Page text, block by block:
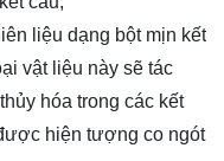
liệu dạng bột mịn kết
vật liệu này sẽ tác
hóa trong các kết
hiện tượng co ngót